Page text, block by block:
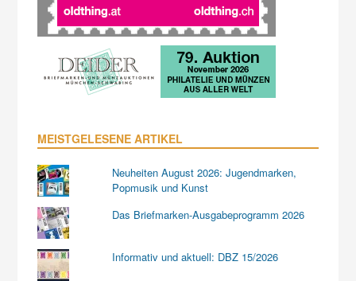
MEISTGELESENE ARTIKEL
Neuheiten August 2026: Jugendmarken,
Popmusik und Kunst
Das Briefmarken-Ausgabeprogramm 2026
Informativ und aktuell: DBZ 15/2026